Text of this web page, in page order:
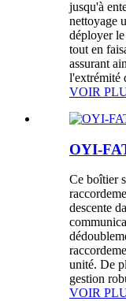
jusqu'à
nettoyage
déployer
tout en
assurant
l'extrémité
VOIR
OYI-
Ce boîtier
descente
unité. De
gestion
VOIR